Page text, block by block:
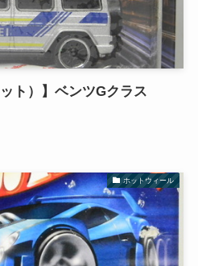
ット）】ベンツGクラス
ホットウィール